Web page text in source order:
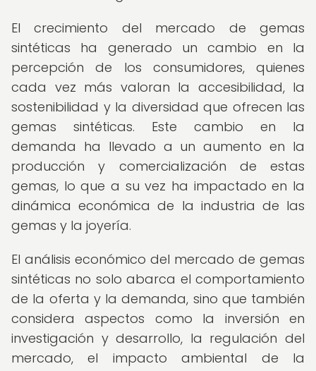
El crecimiento del mercado de gemas
sintéticas ha generado un cambio en la
percepción de los consumidores, quienes
cada vez más valoran la accesibilidad, la
sostenibilidad y la diversidad que ofrecen las
gemas sintéticas. Este cambio en la
demanda ha llevado a un aumento en la
producción y comercialización de estas
gemas, lo que a su vez ha impactado en la
dinámica económica de la industria de las
gemas y la joyería.
El análisis económico del mercado de gemas
sintéticas no solo abarca el comportamiento
de la oferta y la demanda, sino que también
considera aspectos como la inversión en
investigación y desarrollo, la regulación del
mercado, el impacto ambiental de la